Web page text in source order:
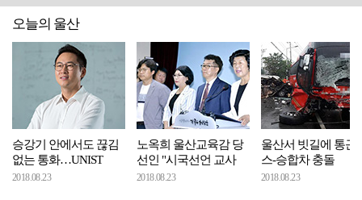
오늘의 울산
승강기 안에서도 끊김
없는 통화…UNIST
2018.08.23
노옥희 울산교육감 당
선인 "시국선언 교사
2018.08.23
울산서 빗길에 통근
스-승합차 충돌
2018.08.23